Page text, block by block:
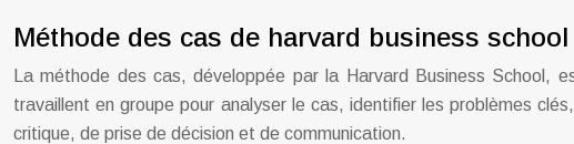
Méthode des cas de harvard business school
La méthode des cas, développée par la Harvard Business School,
travaillent en groupe pour analyser le cas, identifier les problèmes
critique, de prise de décision et de communication.